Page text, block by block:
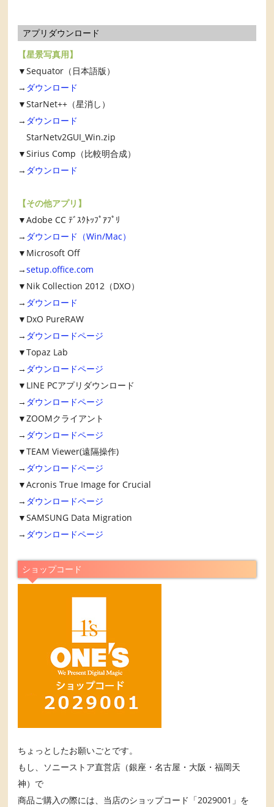
アプリダウンロード
【星景写真用】
▼Sequator（日本語版）
→ ダウンロード
▼StarNet++（星消し）
→ ダウンロード
StarNetv2GUI_Win.zip
▼Sirius Comp（比較明合成）
→ ダウンロード
【その他アプリ】
▼Adobe CC ﾃﾞｽｸﾄｯﾌﾟｱﾌﾟﾘ
→ ダウンロード（Win/Mac）
▼Microsoft Off
→setup.office.com
▼Nik Collection 2012（DXO）
→ ダウンロード
▼DxO PureRAW
→ ダウンロードページ
▼Topaz Lab
→ ダウンロードページ
▼LINE PCアプリダウンロード
→ ダウンロードページ
▼ZOOMクライアント
→ ダウンロードページ
▼TEAM Viewer(遠隔操作)
→ ダウンロードページ
▼Acronis True Image for Crucial
→ ダウンロードページ
▼SAMSUNG Data Migration
→ ダウンロードページ
ショップコード
ちょっとしたお願いごとです。
もし、ソニーストア直営店（銀座・名古屋・大阪・福岡天
神）で
商品ご購入の際には、当店のショップコード「2029001」を